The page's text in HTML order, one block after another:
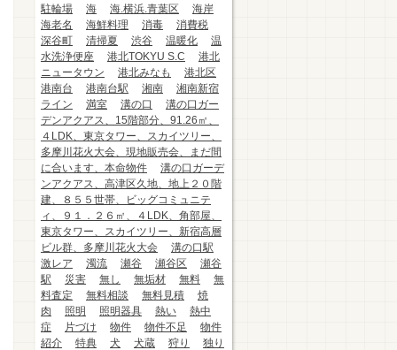
駐輪場
海 海.横浜.青葉区
海岸
海老名
海鮮料理 消毒
消費税
深谷町
清掃夏 渋谷 温暖化
温
水洗浄便座
港北TOKYU S.C
港北
ニュータウン
港北みなも
港北区
港南台
港南台駅 湘南
湘南新宿
ライン
満室 溝の口
溝の口ガー
デンアクアス、15階部分、91.26㎡、
４LDK、東京タワー、スカイツリー、
多摩川花火大会、現地販売会、まだ間
に合います、本命物件
溝の口ガーデ
ンアクアス、高津区久地、地上２０階
建、８５５世帯、ビッグコミュニテ
ィ、９１．２６㎡、４LDK、角部屋、
東京タワー、スカイツリー、新宿高層
ビル群、多摩川花火大会
溝の口駅
激レア
濁流 瀬谷 瀬谷区
瀬谷
駅
災害 無し 無垢材 無料
無
料査定
無料相談 無料見積
焼
肉
照明 照明器具 熱い
熱中
症
片づけ 物件 物件不足
物件
紹介
特典 犬 犬蔵 狩り
独り